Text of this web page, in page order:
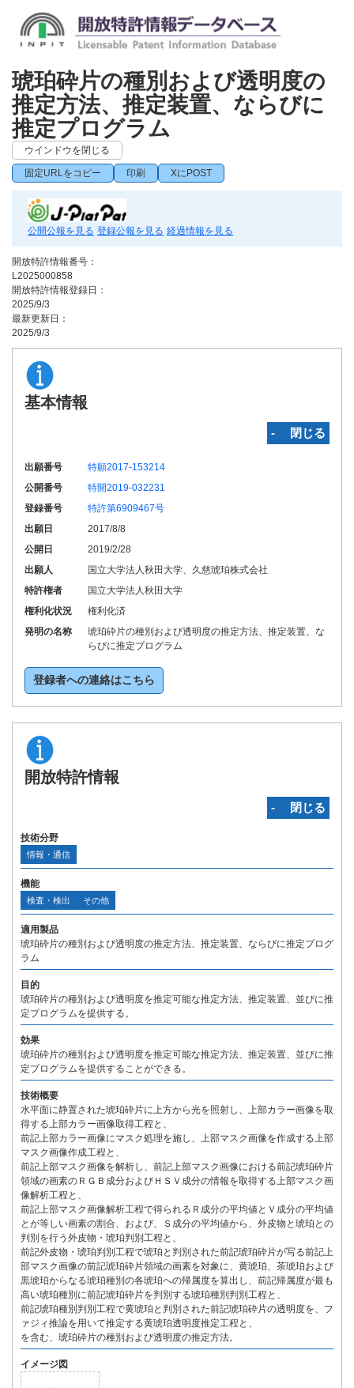
琥珀砕片の種別および透明度の
推定方法、推定装置、ならびに
推定プログラム
ウインドウを閉じる
固定URLをコピー 印刷 XにPOST
公開公報を見る 登録公報を見る 経過情報を見る
開放特許情報番号：
L2025000858
開放特許情報登録日：
2025/9/3
最新更新日：
2025/9/3
基本情報
‐ 閉じる
出願番号
特願2017-153214
公開番号
特開2019-032231
登録番号
特許第6909467号
出願日
2017/8/8
公開日
2019/2/28
出願人
国立大学法人秋田大学、久慈琥珀株式会社
特許権者
国立大学法人秋田大学
権利化状況
権利化済
発明の名称
琥珀砕片の種別および透明度の推定方法、推定装置、な
らびに推定プログラム
登録者への連絡はこちら
開放特許情報
‐ 閉じる
技術分野
情報・通信
機能
検査・検出 その他
適用製品
琥珀砕片の種別および透明度の推定方法、推定装置、ならびに推定プログ
ラム
目的
琥珀砕片の種別および透明度を推定可能な推定方法、推定装置、並びに推
定プログラムを提供する。
効果
琥珀砕片の種別および透明度を推定可能な推定方法、推定装置、並びに推
定プログラムを提供することができる。
技術概要
水平面に静置された琥珀砕片に上方から光を照射し、上部カラー画像を取
得する上部カラー画像取得工程と、
前記上部カラー画像にマスク処理を施し、上部マスク画像を作成する上部
マスク画像作成工程と、
前記上部マスク画像を解析し、前記上部マスク画像における前記琥珀砕片
領域の画素のＲＧＢ成分およびＨＳＶ成分の情報を取得する上部マスク画
像解析工程と、
前記上部マスク画像解析工程で得られるＲ成分の平均値とＶ成分の平均値
とが等しい画素の割合、および、Ｓ成分の平均値から、外皮物と琥珀との
判別を行う外皮物・琥珀判別工程と、
前記外皮物・琥珀判別工程で琥珀と判別された前記琥珀砕片が写る前記上
部マスク画像の前記琥珀砕片領域の画素を対象に、黄琥珀、茶琥珀および
黒琥珀からなる琥珀種別の各琥珀への帰属度を算出し、前記帰属度が最も
高い琥珀種別に前記琥珀砕片を判別する琥珀種別判別工程と、
前記琥珀種別判別工程で黄琥珀と判別された前記琥珀砕片の透明度を、フ
ァジィ推論を用いて推定する黄琥珀透明度推定工程と、
を含む、琥珀砕片の種別および透明度の推定方法。
イメージ図